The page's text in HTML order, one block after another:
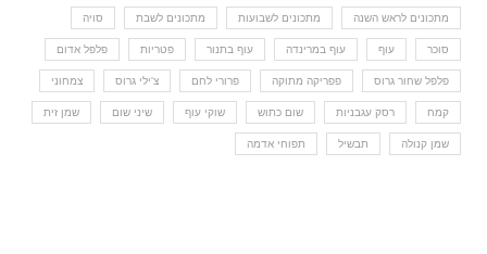
מתכונים לראש השנה מתכונים לשבועות מתכונים לשבת סויה
סוכר עוף עוף במרינדה עוף בתנור פטריות פלפל אדום
פלפל שחור גרוס פפריקה מתוקה פרורי לחם צ'ילי גרוס צמחוני
קמח רסק עגבניות שום כתוש שוקי עוף שיני שום שמן זית
שמן קנולה תבשיל תפוחי אדמה